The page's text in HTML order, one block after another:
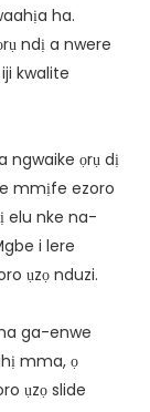
ha.
ndị a nwere
kwalite
ngwaike ọrụ dị
mmịfe ezoro
elu nke na-
i lere
ụzọ nduzi.
ga-enwe
mma, ọ
ụzọ slide